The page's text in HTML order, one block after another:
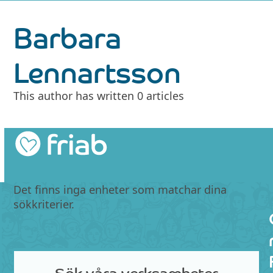
content
Barbara
Lennartsson
This author has written 0 articles
Det finns inga enheter som matchar dina
sökkriterier.